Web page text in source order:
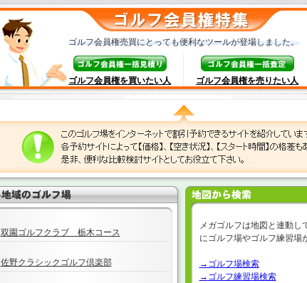
ゴルフ会員権売買にとっても便利なツールが登場しました。
ゴルフ会員権を買いたい人 ゴルフ会員権を売りたい人
双園ゴルフクラブ 栃木コース
佐野クラシックゴルフ倶楽部
メガゴルフは地図と連動し
にゴルフ場やゴルフ練習場
→ゴルフ場検索
→ ゴルフ練習場検索